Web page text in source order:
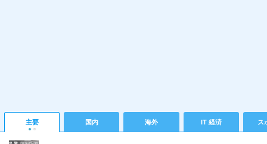
主要 国内 海外 IT 経済 ス